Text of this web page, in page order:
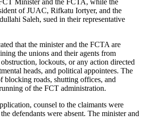
of JUAC, Rifkatu Iortyer, and the
Saleh, sued in their representative
that the minister and the FCTA are
the unions and their agents from
lockouts, or any action directed
heads, and political appointees. The
blocking roads, shutting offices, and
of the FCT administration.
counsel to the claimants were
defendants were absent. The minister and